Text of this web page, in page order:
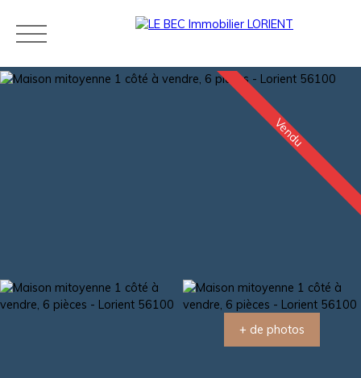
Contact Estimation
Vendu
+ de photos